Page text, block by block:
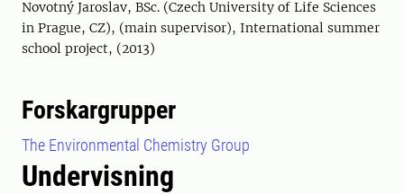
Novotný Jaroslav, BSc. (Czech University of Life Sciences
in Prague, CZ), (main supervisor), International summer
school project, (2013)
Forskargrupper
The Environmental Chemistry Group
Undervisning